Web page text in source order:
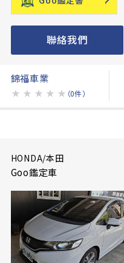
聯絡我們
錦福車業
★ ★ ★ ★ ★ （0件）
HONDA/本田
Goo鑑定車